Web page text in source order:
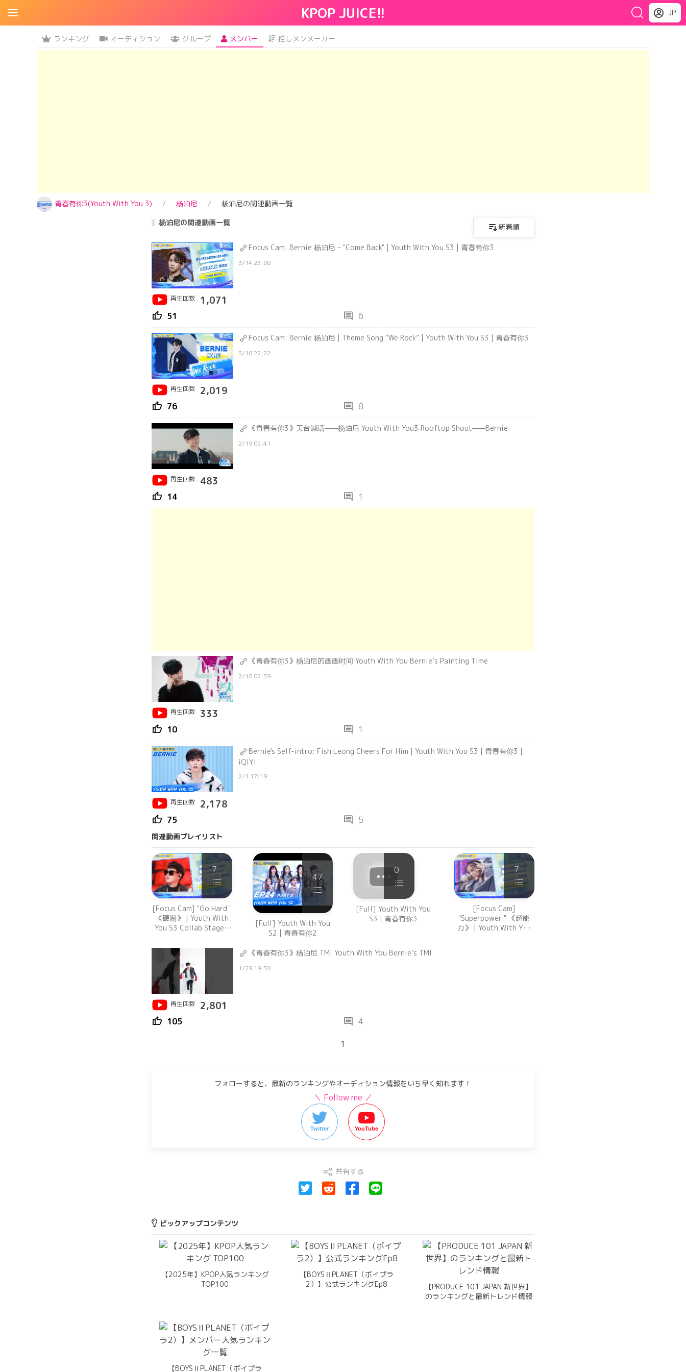
KPOP JUICE!! JP
ランキング オーディション グループ メンバー 推しメンメーカー
青春有你3(Youth With You 3) 杨泊尼
杨泊尼の関連動画一覧
杨泊尼の関連動画一覧
新着順
Focus Cam: Bernie 杨泊尼 – "Come Back" | Youth With You S3 | 青春有你3
3/14 23:08
再生回数 1,071
thumb_up 51 comment 6
Focus Cam: Bernie 杨泊尼 | Theme Song “We Rock” | Youth With You S3 | 青春有你3
3/10 22:22
再生回数 2,019
thumb_up 76 comment 8
《青春有你3》天台喊话——杨泊尼 Youth With You3 Rooftop Shout——Bernie
2/19 05:41
再生回数 483
thumb_up 14 comment 1
《青春有你3》杨泊尼的画画时间 Youth With You Bernie’s Painting Time
2/18 02:39
再生回数 333
thumb_up 10 comment 1
Bernie's Self-intro: Fish Leong Cheers For Him | Youth With You S3 | 青春有你3 |
iQIYI
2/1 17:19
再生回数 2,178
thumb_up 75 comment 5
関連動画プレイリスト
7
[Focus Cam] "Go Hard "
《硬闹》 | Youth With
You S3 Collab Stage |
47
[Full] Youth With You
S2 | 青春有你2
0
[Full] Youth With You
S3 | 青春有你3
7
[Focus Cam]
"Superpower " 《超能
力》 | Youth With You
《青春有你3》杨泊尼 TMI Youth With You Bernie’s TMI
1/29 19:38
再生回数 2,801
thumb_up 105 comment 4
1
フォローすると、最新のランキングやオーディション情報をいち早く知れます！
＼ Follow me ／
Twitter YouTube
共有する
ピックアップコンテンツ
【2025年】KPOP人気ランキング
TOP100
【BOYSⅡPLANET（ボイプラ
2）】公式ランキングEp8
【PRODUCE 101 JAPAN 新世界】
のランキングと最新トレンド情報
【BOYSⅡPLANET（ボイプラ